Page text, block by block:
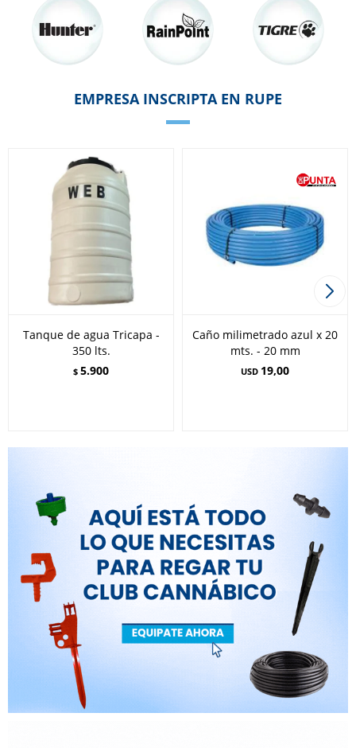
EMPRESA INSCRIPTA EN RUPE
Tanque de agua Tricapa -
350 lts.
$ 5.900
Caño milimetrado azul x 20
mts. - 20 mm
USD 19,00